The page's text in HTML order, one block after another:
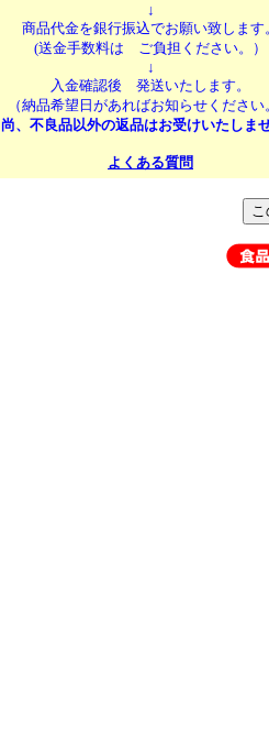
↓
商品代金を銀行振込でお願い致します
(送金手数料は ご負担ください。）
↓
入金確認後 発送いたします。
（納品希望日があればお知らせください
尚、不良品以外の返品はお受けいたしま
よくある質問